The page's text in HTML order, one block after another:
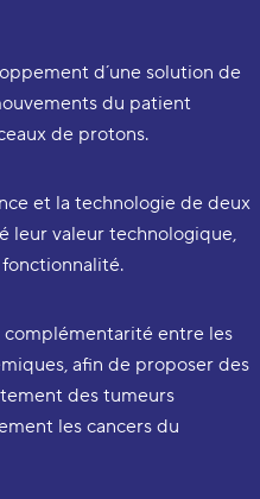
d´une solution de
du patient
de protons.
et la technologie de deux
leur valeur technologique,
entre les
afin de proposer des
des tumeurs
les cancers du